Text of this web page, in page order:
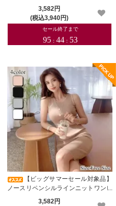
(キャバドレス・CABARETDRESS)
3,582円
(税込3,940円)
【ビッグサマーセール対象品】
ノースリペンシルラインニットワンピ
ース(キャバドレス・CABARETDRES
3,582円